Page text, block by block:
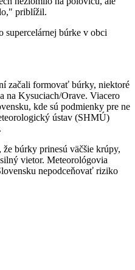
priblížil.
supercelárnej búrke v obci
začali formovať búrky, niektoré
na Kysuciach/Orave. Viacero
kde sú podmienky pre ne
ústav (SHMÚ)
búrky prinesú väčšie krúpy,
vietor. Meteorológovia
nepodceňovať riziko